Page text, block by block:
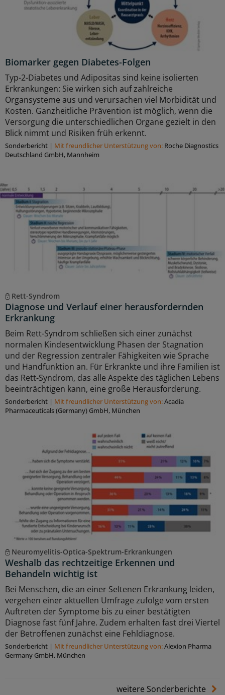
Biomarker gegen Diabetes-Folgen
Typ-2-Diabetes und Adipositas sind keine isolierten
Erkrankungen: Sie wirken sich auf zahlreiche
Organsysteme aus und verursachen viel Morbidität und
Kosten. Ganzheitliche Prävention ist möglich, wenn die
Versorgung die unterschiedlichen Organe gezielt in den
Blick nimmt und Risiken früh erkennt.
Sonderbericht | Mit freundlicher Unterstützung von: Roche Diagnostics
Deutschland GmbH, Mannheim
Rett-Syndrom
Diagnose und Verlauf einer herausfordernden
Erkrankung
Beim Rett-Syndrom schließen sich einer zunächst
normalen Kindesentwicklung Phasen der Stagnation
und der Regression zentraler Fähigkeiten wie Sprache
und Handfunktion an. Für Erkrankte und ihre Familien ist
das Rett-Syndrom, das alle Aspekte des täglichen Lebens
beeinträchtigen kann, eine große Herausforderung.
Sonderbericht | Mit freundlicher Unterstützung von:Acadia
Pharmaceuticals (Germany) GmbH, München
Neuromyelitis-Optica-Spektrum-Erkrankungen
Weshalb das rechtzeitige Erkennen und
Behandeln wichtig ist
Bei Menschen, die an einer Seltenen Erkrankung leiden,
vergehen einer aktuellen Umfrage zufolge vom ersten
Auftreten der Symptome bis zu einer bestätigten
Diagnose fast fünf Jahre. Zudem erhalten fast drei Viertel
der Betroffenen zunächst eine Fehldiagnose.
Sonderbericht | Mit freundlicher Unterstützung von:Alexion Pharma
Germany GmbH, München
weitere Sonderberichte